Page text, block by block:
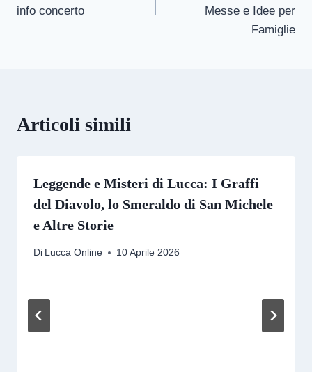
info concerto
Messe e Idee per
Famiglie
Articoli simili
Leggende e Misteri di Lucca: I Graffi
del Diavolo, lo Smeraldo di San Michele
e Altre Storie
Di Lucca Online 10 Aprile 2026